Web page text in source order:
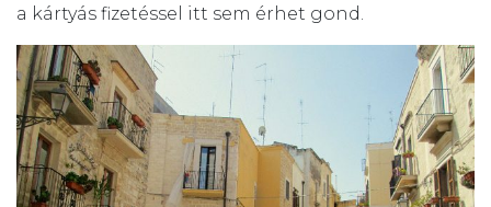
a kártyás fizetéssel itt sem érhet gond.